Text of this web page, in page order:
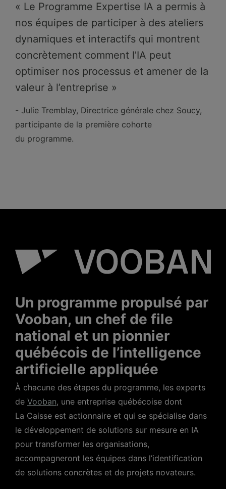
« Le Programme Expertise IA a permis à
nos équipes de participer à des ateliers
dynamiques et interactifs qui montrent
concrètement comment l’IA peut
optimiser nos processus et amener de la
valeur à l’entreprise »
- Julie Tremblay, Directrice générale chez Soucy,
participante de la première cohorte
du programme.
Un programme propulsé par
Vooban, un chef de file
national et un pionnier
québécois de l’intelligence
artificielle appliquée
À chacune des étapes du programme, les experts
de Vooban, une entreprise québécoise dont
La Caisse est actionnaire et qui se spécialise dans
le développement de solutions sur mesure en IA
pour transformer les organisations,
accompagneront les équipes dans l’identification
de solutions concrètes et de projets novateurs.